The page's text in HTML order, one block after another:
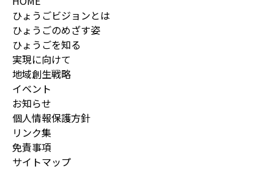
ひょうごビジョンとは
ひょうごのめざす姿
ひょうごを知る
実現に向けて
地域創生戦略
イベント
お知らせ
個人情報保護方針
リンク集
免責事項
サイトマップ